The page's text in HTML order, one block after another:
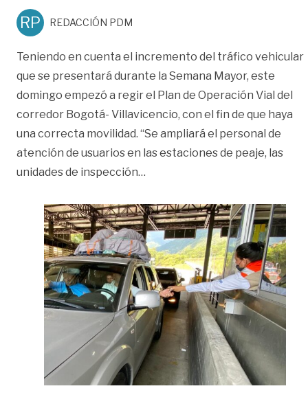
RP REDACCIÓN PDM
Teniendo en cuenta el incremento del tráfico vehicular
que se presentará durante la Semana Mayor, este
domingo empezó a regir el Plan de Operación Vial del
corredor Bogotá- Villavicencio, con el fin de que haya
una correcta movilidad. “Se ampliará el personal de
atención de usuarios en las estaciones de peaje, las
unidades de inspección…